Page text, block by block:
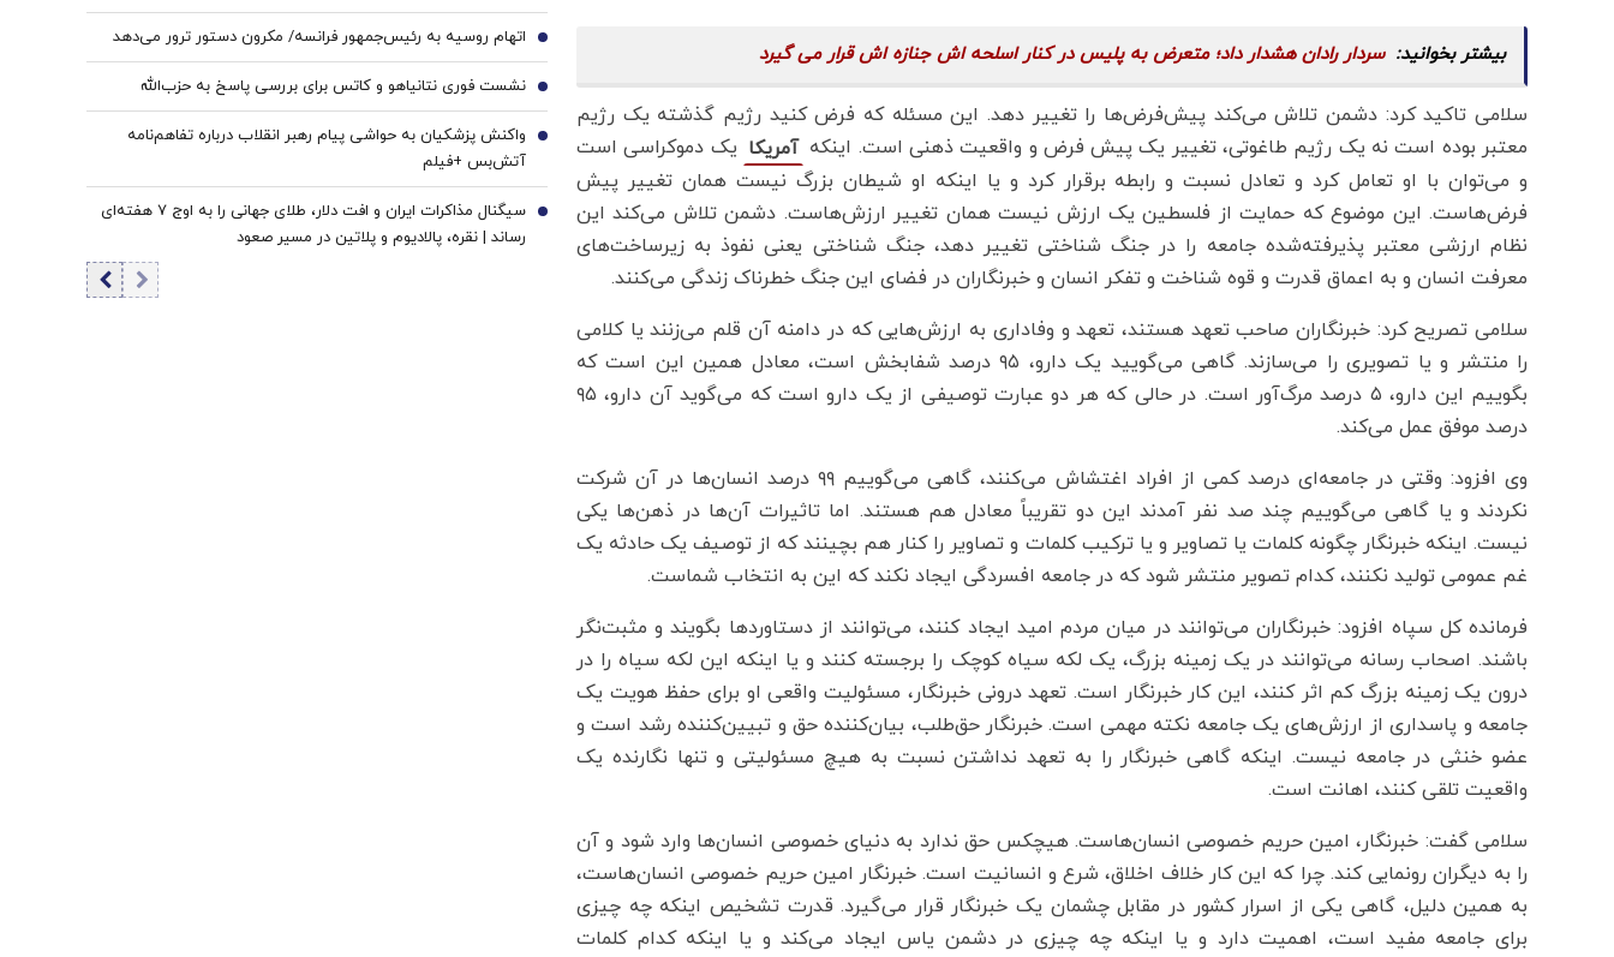
سردار رادان هشدار داد؛ متعرض به پلیس در کنار اسلحه اش جنازه اش قرار می گیرد
سلامی تاکید کرد: دشمن تلاش می‌کند پیش‌فرض‌ها را تغییر دهد. این مسئله که فرض کنید رژیم گذشته یک رژیم
معتبر بوده است نه یک رژیم طاغوتی، تغییر یک پیش فرض و واقعیت ذهنی است. اینکه آمریکا یک دموکراسی است
و می‌توان با او تعامل کرد و تعادل نسبت و رابطه برقرار کرد و یا اینکه او شیطان بزرگ نیست همان تغییر پیش
فرض‌هاست. این موضوع که حمایت از فلسطین یک ارزش نیست همان تغییر ارزش‌هاست. دشمن تلاش می‌کند این
نظام ارزشی معتبر پذیرفته‌شده جامعه را در جنگ شناختی تغییر دهد، جنگ شناختی یعنی نفوذ به زیرساخت‌های
معرفت انسان و به اعماق قدرت و قوه شناخت و تفکر انسان و خبرنگاران در فضای این جنگ خطرناک زندگی می‌کنند.
سلامی تصریح کرد: خبرنگاران صاحب تعهد هستند، تعهد و وفاداری به ارزش‌هایی که در دامنه آن قلم می‌زنند یا کلامی
را منتشر و یا تصویری را می‌سازند. گاهی می‌گویید یک دارو، ۹۵ درصد شفابخش است، معادل همین این است که
بگوییم این دارو، ۵ درصد مرگ‌آور است. در حالی که هر دو عبارت توصیفی از یک دارو است که می‌گوید آن دارو، ۹۵
درصد موفق عمل می‌کند.
وی افزود: وقتی در جامعه‌ای درصد کمی از افراد اغتشاش می‌کنند، گاهی می‌گوییم ۹۹ درصد انسان‌ها در آن شرکت
نکردند و یا گاهی می‌گوییم چند صد نفر آمدند این دو تقریباً معادل هم هستند. اما تاثیرات آن‌ها در ذهن‌ها یکی
نیست. اینکه خبرنگار چگونه کلمات یا تصاویر و یا ترکیب کلمات و تصاویر را کنار هم بچینند که از توصیف یک حادثه یک
غم عمومی تولید نکنند، کدام تصویر منتشر شود که در جامعه افسردگی ایجاد نکند که این به انتخاب شماست.
فرمانده کل سپاه افزود: خبرنگاران می‌توانند در میان مردم امید ایجاد کنند، می‌توانند از دستاوردها بگویند و مثبت‌نگر
باشند. اصحاب رسانه می‌توانند در یک زمینه بزرگ، یک لکه سیاه کوچک را برجسته کنند و یا اینکه این لکه سیاه را در
درون یک زمینه بزرگ کم اثر کنند، این کار خبرنگار است. تعهد درونی خبرنگار، مسئولیت واقعی او برای حفظ هویت یک
جامعه و پاسداری از ارزش‌های یک جامعه نکته مهمی است. خبرنگار حق‌طلب، بیان‌کننده حق و تبیین‌کننده رشد است و
عضو خنثی در جامعه نیست. اینکه گاهی خبرنگار را به تعهد نداشتن نسبت به هیچ مسئولیتی و تنها نگارنده یک
واقعیت تلقی کنند، اهانت است.
سلامی گفت:‌ خبرنگار، امین حریم خصوصی انسان‌هاست. هیچکس حق ندارد به دنیای خصوصی انسان‌ها وارد شود و آن
را به دیگران رونمایی کند. چرا که این کار خلاف اخلاق، شرع و انسانیت است. خبرنگار امین حریم خصوصی انسان‌هاست،
به همین دلیل، گاهی یکی از اسرار کشور در مقابل چشمان یک خبرنگار قرار می‌گیرد. قدرت تشخیص اینکه چه چیزی
برای جامعه مفید است، اهمیت دارد و یا اینکه چه چیزی در دشمن یاس ایجاد می‌کند و یا اینکه کدام کلمات
اتهام روسیه به رئیس‌جمهور فرانسه/ مکرون دستور ترور می‌دهد 7
نشست فوری نتانیاهو و کاتس برای بررسی پاسخ به حزب‌الله 8
واکنش پزشکیان به حواشی پیام رهبر انقلاب درباره تفاهم‌نامه
آتش‌بس +فیلم
9
سیگنال مذاکرات ایران و افت دلار، طلای جهانی را به اوج ۷ هفته‌ای
رساند | نقره، پالادیوم و پلاتین در مسیر صعود
10